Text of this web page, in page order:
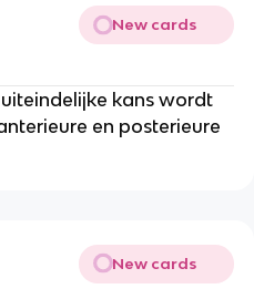
New cards
kans wordt
en posterieure
New cards